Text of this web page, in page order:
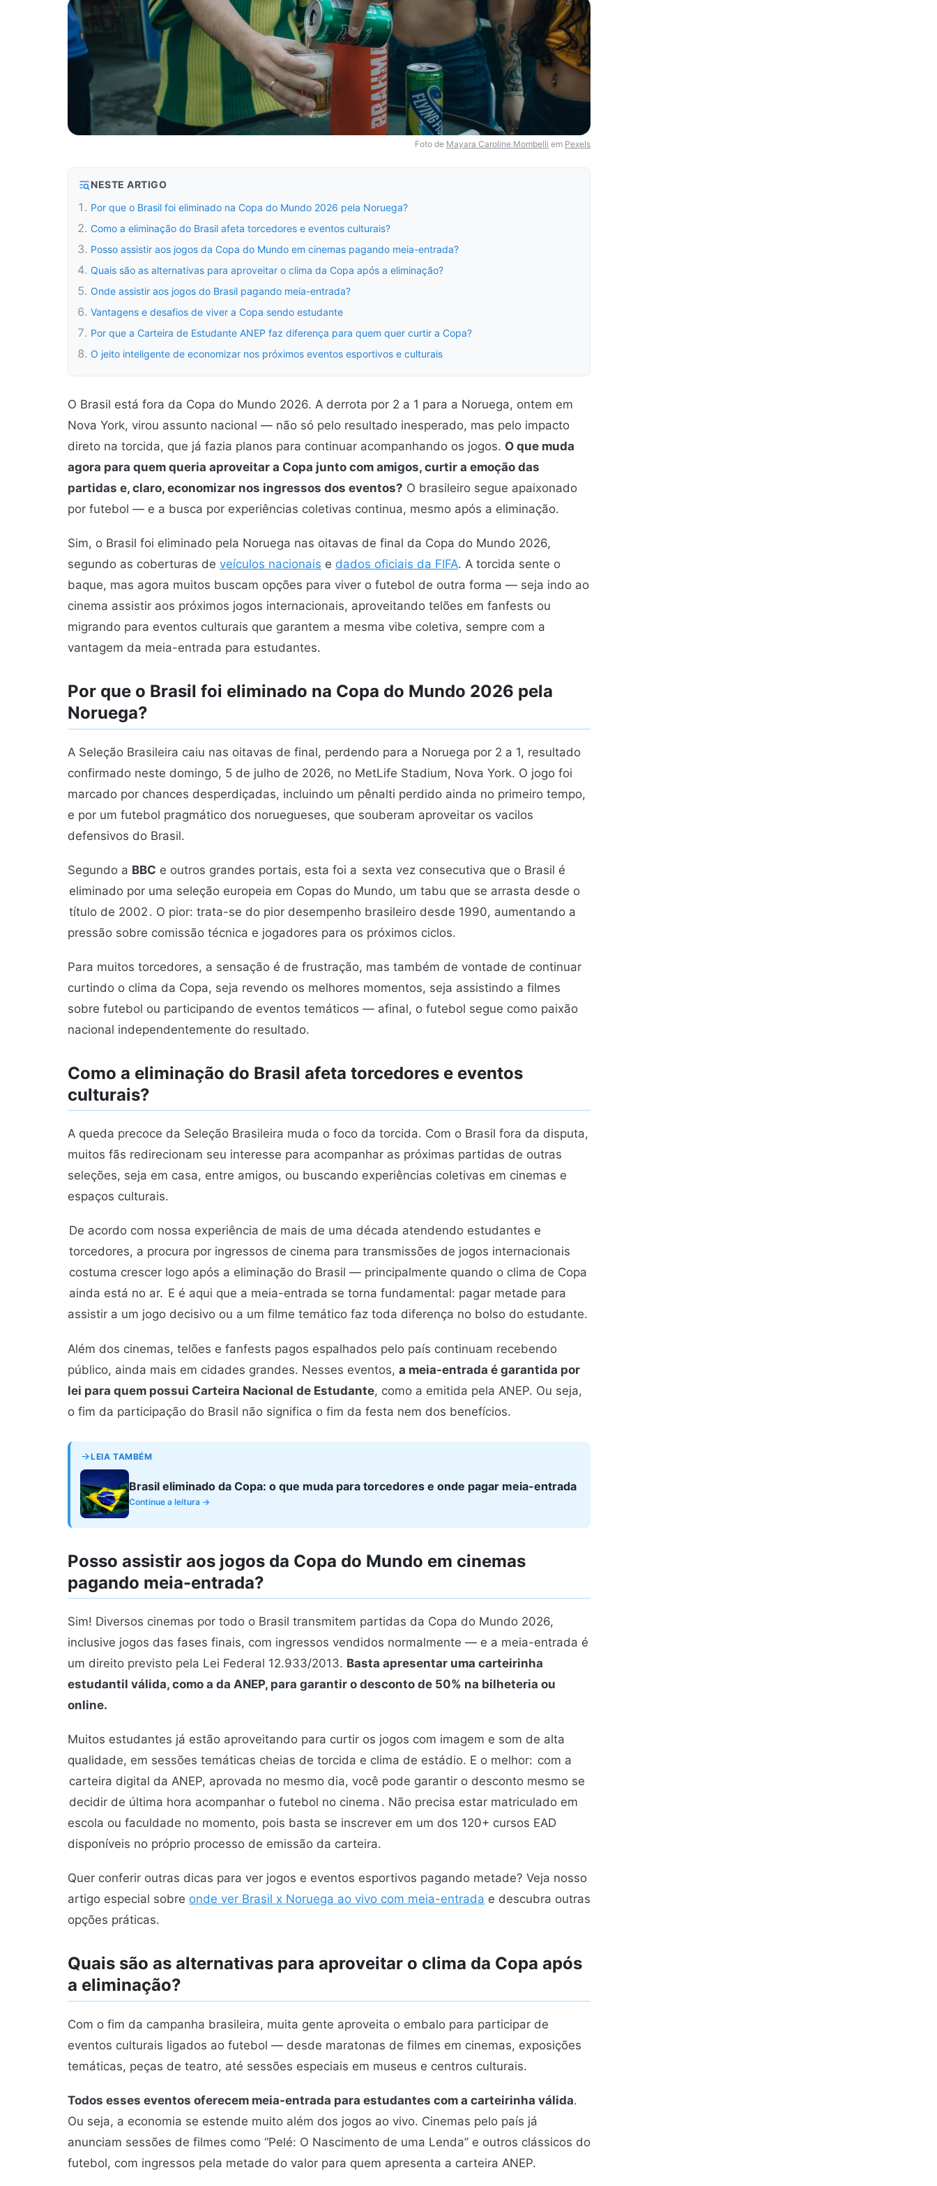
Foto de Mayara Caroline Mombelli em Pexels
NESTE ARTIGO
Por que o Brasil foi eliminado na Copa do Mundo 2026 pela Noruega?
Como a eliminação do Brasil afeta torcedores e eventos culturais?
Posso assistir aos jogos da Copa do Mundo em cinemas pagando meia-entrada?
Quais são as alternativas para aproveitar o clima da Copa após a eliminação?
Onde assistir aos jogos do Brasil pagando meia-entrada?
Vantagens e desafios de viver a Copa sendo estudante
Por que a Carteira de Estudante ANEP faz diferença para quem quer curtir a Copa?
O jeito inteligente de economizar nos próximos eventos esportivos e culturais
O Brasil está fora da Copa do Mundo 2026. A derrota por 2 a 1 para a Noruega, ontem em
Nova York, virou assunto nacional — não só pelo resultado inesperado, mas pelo impacto
direto na torcida, que já fazia planos para continuar acompanhando os jogos. O que muda
agora para quem queria aproveitar a Copa junto com amigos, curtir a emoção das
partidas e, claro, economizar nos ingressos dos eventos? O brasileiro segue apaixonado
por futebol — e a busca por experiências coletivas continua, mesmo após a eliminação.
Sim, o Brasil foi eliminado pela Noruega nas oitavas de final da Copa do Mundo 2026,
segundo as coberturas de veículos nacionais e dados oficiais da FIFA. A torcida sente o
baque, mas agora muitos buscam opções para viver o futebol de outra forma — seja indo ao
cinema assistir aos próximos jogos internacionais, aproveitando telões em fanfests ou
migrando para eventos culturais que garantem a mesma vibe coletiva, sempre com a
vantagem da meia-entrada para estudantes.
Por que o Brasil foi eliminado na Copa do Mundo 2026 pela
Noruega?
A Seleção Brasileira caiu nas oitavas de final, perdendo para a Noruega por 2 a 1, resultado
confirmado neste domingo, 5 de julho de 2026, no MetLife Stadium, Nova York. O jogo foi
marcado por chances desperdiçadas, incluindo um pênalti perdido ainda no primeiro tempo,
e por um futebol pragmático dos noruegueses, que souberam aproveitar os vacilos
defensivos do Brasil.
Segundo a BBC e outros grandes portais, esta foi a sexta vez consecutiva que o Brasil é
eliminado por uma seleção europeia em Copas do Mundo, um tabu que se arrasta desde o
título de 2002 . O pior: trata-se do pior desempenho brasileiro desde 1990, aumentando a
pressão sobre comissão técnica e jogadores para os próximos ciclos.
Para muitos torcedores, a sensação é de frustração, mas também de vontade de continuar
curtindo o clima da Copa, seja revendo os melhores momentos, seja assistindo a filmes
sobre futebol ou participando de eventos temáticos — afinal, o futebol segue como paixão
nacional independentemente do resultado.
Como a eliminação do Brasil afeta torcedores e eventos
culturais?
A queda precoce da Seleção Brasileira muda o foco da torcida. Com o Brasil fora da disputa,
muitos fãs redirecionam seu interesse para acompanhar as próximas partidas de outras
seleções, seja em casa, entre amigos, ou buscando experiências coletivas em cinemas e
espaços culturais.
De acordo com nossa experiência de mais de uma década atendendo estudantes e
torcedores, a procura por ingressos de cinema para transmissões de jogos internacionais
costuma crescer logo após a eliminação do Brasil — principalmente quando o clima de Copa
ainda está no ar. E é aqui que a meia-entrada se torna fundamental: pagar metade para
assistir a um jogo decisivo ou a um filme temático faz toda diferença no bolso do estudante.
Além dos cinemas, telões e fanfests pagos espalhados pelo país continuam recebendo
público, ainda mais em cidades grandes. Nesses eventos, a meia-entrada é garantida por
lei para quem possui Carteira Nacional de Estudante, como a emitida pela ANEP. Ou seja,
o fim da participação do Brasil não significa o fim da festa nem dos benefícios.
LEIA TAMBÉM
Brasil eliminado da Copa: o que muda para torcedores e onde pagar meia-entrada
Continue a leitura →
Posso assistir aos jogos da Copa do Mundo em cinemas
pagando meia-entrada?
Sim! Diversos cinemas por todo o Brasil transmitem partidas da Copa do Mundo 2026,
inclusive jogos das fases finais, com ingressos vendidos normalmente — e a meia-entrada é
um direito previsto pela Lei Federal 12.933/2013. Basta apresentar uma carteirinha
estudantil válida, como a da ANEP, para garantir o desconto de 50% na bilheteria ou
online.
Muitos estudantes já estão aproveitando para curtir os jogos com imagem e som de alta
qualidade, em sessões temáticas cheias de torcida e clima de estádio. E o melhor: com a
carteira digital da ANEP, aprovada no mesmo dia, você pode garantir o desconto mesmo se
decidir de última hora acompanhar o futebol no cinema . Não precisa estar matriculado em
escola ou faculdade no momento, pois basta se inscrever em um dos 120+ cursos EAD
disponíveis no próprio processo de emissão da carteira.
Quer conferir outras dicas para ver jogos e eventos esportivos pagando metade? Veja nosso
artigo especial sobre onde ver Brasil x Noruega ao vivo com meia-entrada e descubra outras
opções práticas.
Quais são as alternativas para aproveitar o clima da Copa após
a eliminação?
Com o fim da campanha brasileira, muita gente aproveita o embalo para participar de
eventos culturais ligados ao futebol — desde maratonas de filmes em cinemas, exposições
temáticas, peças de teatro, até sessões especiais em museus e centros culturais.
Todos esses eventos oferecem meia-entrada para estudantes com a carteirinha válida.
Ou seja, a economia se estende muito além dos jogos ao vivo. Cinemas pelo país já
anunciam sessões de filmes como “Pelé: O Nascimento de uma Lenda” e outros clássicos do
futebol, com ingressos pela metade do valor para quem apresenta a carteira ANEP.